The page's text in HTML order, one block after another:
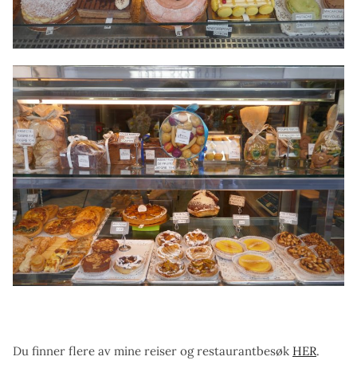
Du finner flere av mine reiser og restaurantbesøk HER.